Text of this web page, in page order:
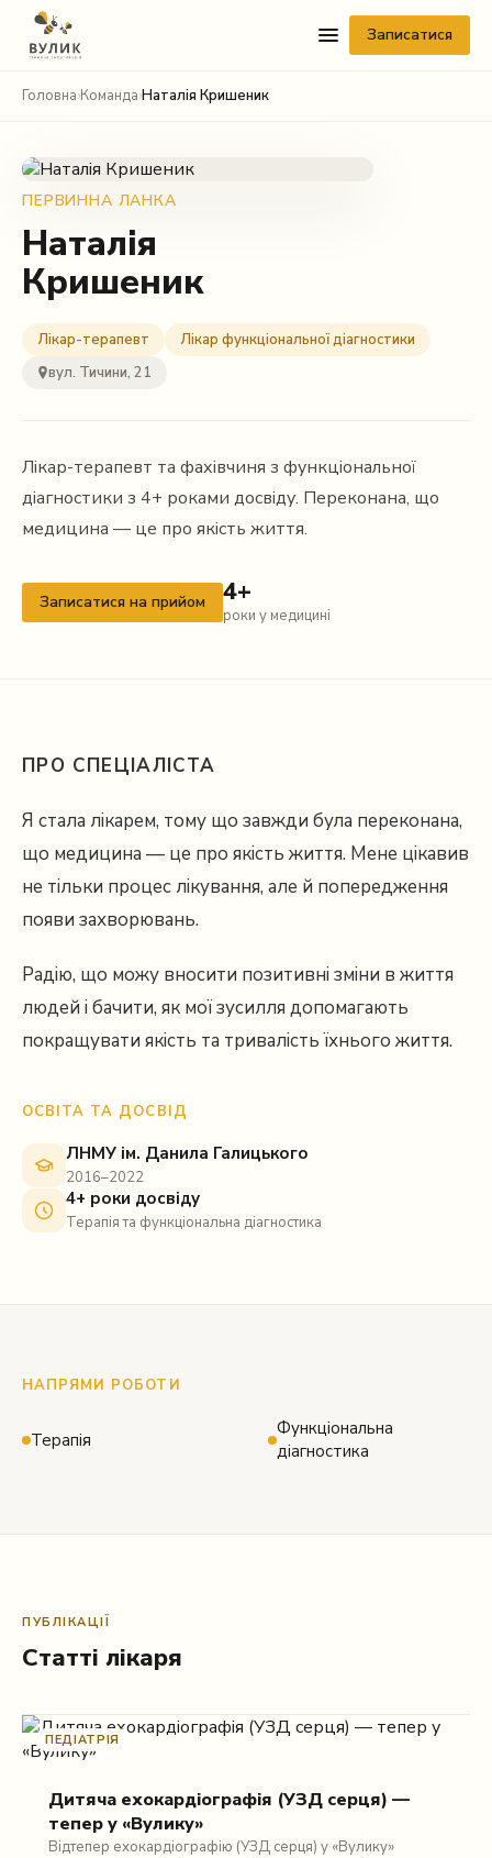
Записатися
Головна›Команда›Наталія Кришеник
ПЕРВИННА ЛАНКА
Наталія
Кришеник
Лікар-терапевт
Лікар функціональної діагностики
вул. Тичини, 21
Лікар-терапевт та фахівчиня з функціональної
діагностики з 4+ роками досвіду. Переконана, що
медицина — це про якість життя.
Записатися на прийом 4+
роки у медицині
ПРО СПЕЦІАЛІСТА
Я стала лікарем, тому що завжди була переконана,
що медицина — це про якість життя. Мене цікавив
не тільки процес лікування, але й попередження
появи захворювань.
Радію, що можу вносити позитивні зміни в життя
людей і бачити, як мої зусилля допомагають
покращувати якість та тривалість їхнього життя.
ОСВІТА ТА ДОСВІД
ЛНМУ ім. Данила Галицького
2016–2022
4+ роки досвіду
Терапія та функціональна діагностика
НАПРЯМИ РОБОТИ
Терапія
Функціональна
діагностика
ПУБЛІКАЦІЇ
Статті лікаря
ПЕДІАТРІЯ
Дитяча ехокардіографія (УЗД серця) —
тепер у «Вулику»
Відтепер ехокардіографію (УЗД серця) у «Вулику»
Telegram
Viber
WhatsApp
Instagram